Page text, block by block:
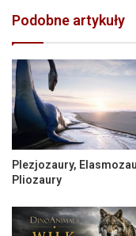
Podobne artykuły
Plezjozaury,
Pliozaury